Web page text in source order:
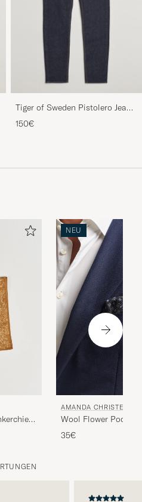
Tiger of Sweden Pistolero Jeans
Ripen Blue
150€
NEU
AMANDA
Wool Flower Pocket
35€